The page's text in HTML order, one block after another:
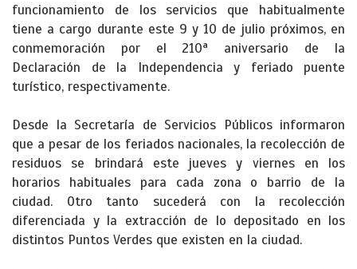
funcionamiento de los servicios que habitualmente
tiene a cargo durante este 9 y 10 de julio próximos, en
conmemoración por el 210ª aniversario de la
Declaración de la Independencia y feriado puente
turístico, respectivamente.
Desde la Secretaría de Servicios Públicos informaron
que a pesar de los feriados nacionales, la recolección de
residuos se brindará este jueves y viernes en los
horarios habituales para cada zona o barrio de la
ciudad. Otro tanto sucederá con la recolección
diferenciada y la extracción de lo depositado en los
distintos Puntos Verdes que existen en la ciudad.